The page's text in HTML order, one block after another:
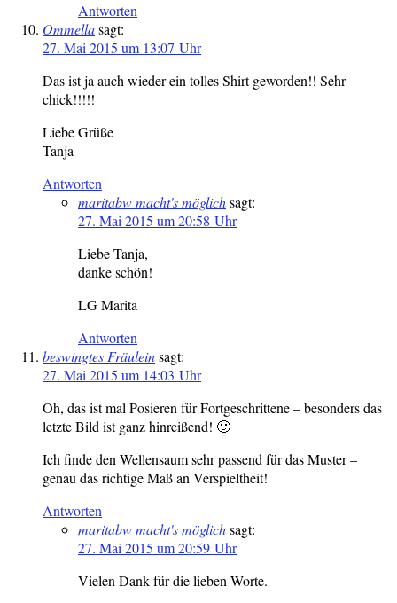
Antworten
Ommellasagt:
27. Mai 2015 um 13:07 Uhr
Das ist ja auch wieder ein tolles Shirt geworden!! Sehr
chick!!!!!
Liebe Grüße
Tanja
Antworten
maritabw macht's möglichsagt:
27. Mai 2015 um 20:58 Uhr
Liebe Tanja,
danke schön!
LG Marita
Antworten
beswingtes Fräuleinsagt:
27. Mai 2015 um 14:03 Uhr
Oh, das ist mal Posieren für Fortgeschrittene – besonders das
letzte Bild ist ganz hinreißend! 🙂
Ich finde den Wellensaum sehr passend für das Muster –
genau das richtige Maß an Verspieltheit!
Antworten
maritabw macht's möglichsagt:
27. Mai 2015 um 20:59 Uhr
Vielen Dank für die lieben Worte.